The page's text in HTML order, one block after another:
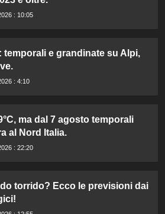
: 10:05
temporali e grandinate su Alpi,
: 4:10
ma dal 7 agosto temporali
al Nord Italia.
: 22:20
torrido? Ecco le previsioni dai